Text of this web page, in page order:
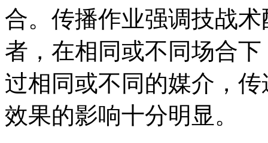
合。传播作业强调技战
者，在相同或不同场合
过相同或不同的媒介，
效果的影响十分明显。